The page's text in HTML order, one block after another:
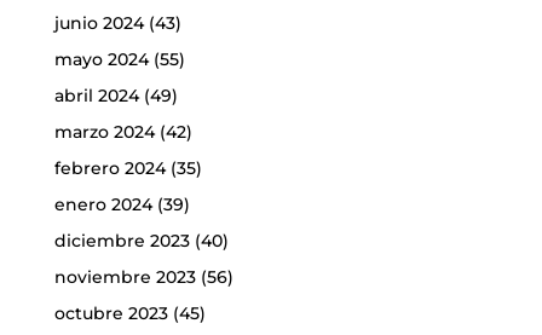
junio 2024(43)
mayo 2024(55)
abril 2024(49)
marzo 2024(42)
febrero 2024(35)
enero 2024(39)
diciembre 2023(40)
noviembre 2023(56)
octubre 2023(45)